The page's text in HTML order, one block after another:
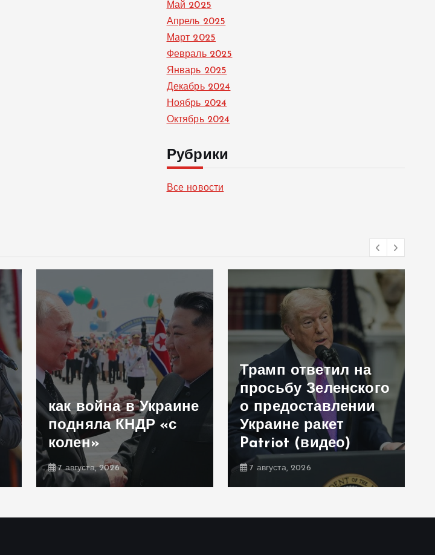
Май 2025
Апрель 2025
Март 2025
Февраль 2025
Январь 2025
Декабрь 2024
Ноябрь 2024
Октябрь 2024
Рубрики
Все новости
как война в Украине
подняла КНДР «с
колен»
7 августа, 2026
Трамп ответил на
просьбу Зеленского
о предоставлении
Украине ракет
Patriot (видео)
7 августа, 2026